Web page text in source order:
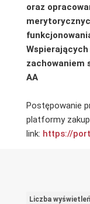
oraz
Wspierających
zachowaniem
AA
Postępowanie
platformy
link: https://
Liczba